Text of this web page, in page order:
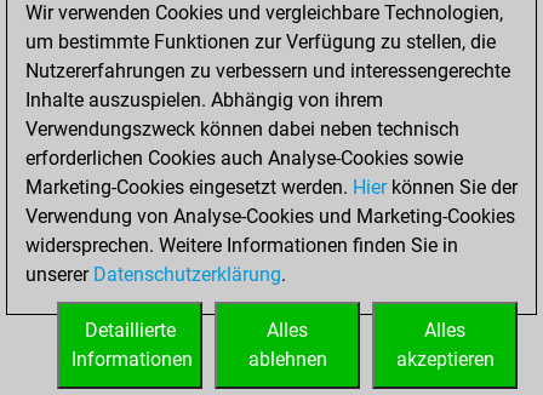
Bauernopfer
9
Matt auf vollem Brett
0
Bauer setzt Matt
Erstickte Matts
Unterverwandlungen
0
Türme auf der siebten
0
STARTSEITE
Wir verwenden Cookies und vergleichbare Technologien,
um bestimmte Funktionen zur Verfügung zu stellen, die
Nutzererfahrungen zu verbessern und interessengerechte
Inhalte auszuspielen. Abhängig von ihrem
Verwendungszweck können dabei neben technisch
erforderlichen Cookies auch Analyse-Cookies sowie
Marketing-Cookies eingesetzt werden. Hierkönnen Sie der
Verwendung von Analyse-Cookies und Marketing-Cookies
widersprechen. Weitere Informationen finden Sie in
unserer Datenschutzerklärung.
Alles
akzeptieren
Alles
ablehnen
Detaillierte
Informationen